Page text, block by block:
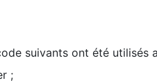
suivants ont été utilisés
;